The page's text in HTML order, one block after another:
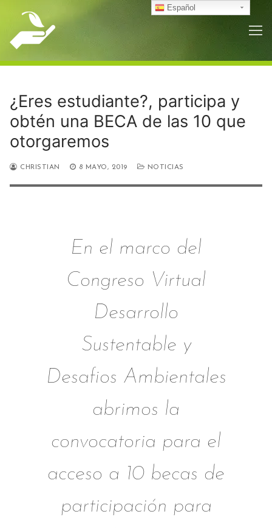
contenido
¿Eres estudiante?, participa y
obtén una BECA de las 10 que
otorgaremos
CHRISTIAN 8 MAYO, 2019 NOTICIAS
En el marco del
Congreso Virtual
Desarrollo
Sustentable y
Desafios Ambientales
abrimos la
convocatoria para el
acceso a 10 becas de
participación para
Español